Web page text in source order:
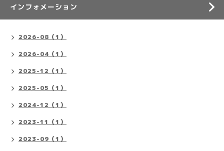
インフォメーション
2026-08（1）
2026-04（1）
2025-12（1）
2025-05（1）
2024-12（1）
2023-11（1）
2023-09（1）